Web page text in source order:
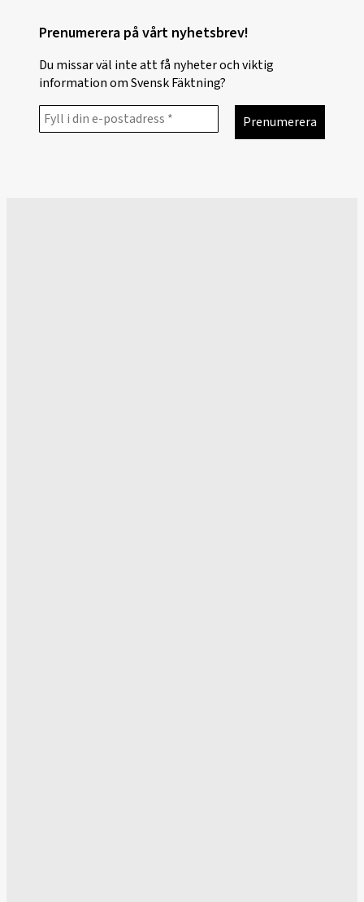
Prenumerera på vårt nyhetsbrev!
Du missar väl inte att få nyheter och viktig
information om Svensk Fäktning?